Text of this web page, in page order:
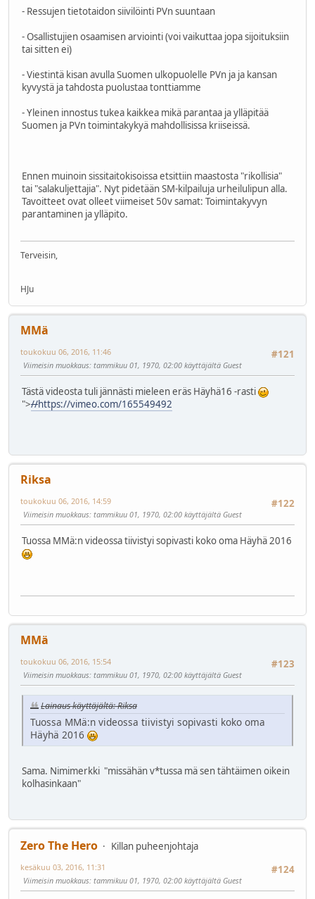
- Ressujen tietotaidon siivilöinti PVn suuntaan
- Osallistujien osaamisen arviointi (voi vaikuttaa jopa sijoituksiin
tai sitten ei)
- Viestintä kisan avulla Suomen ulkopuolelle PVn ja ja kansan
kyvystä ja tahdosta puolustaa tonttiamme
- Yleinen innostus tukea kaikkea mikä parantaa ja ylläpitää
Suomen ja PVn toimintakykyä mahdollisissa kriiseissä.
Ennen muinoin sissitaitokisoissa etsittiin maastosta "rikollisia"
tai "salakuljettajia". Nyt pidetään SM-kilpailuja urheilulipun alla.
Tavoitteet ovat olleet viimeiset 50v samat: Toimintakyvyn
parantaminen ja ylläpito.
Terveisin,
HJu
MMä
#121
toukokuu 06, 2016, 11:46
Viimeisin muokkaus: tammikuu 01, 1970, 02:00 käyttäjältä Guest
Tästä videosta tuli jännästi mieleen eräs Häyhä16 -rasti
">//https://vimeo.com/165549492
Riksa
#122
toukokuu 06, 2016, 14:59
Viimeisin muokkaus: tammikuu 01, 1970, 02:00 käyttäjältä Guest
Tuossa MMä:n videossa tiivistyi sopivasti koko oma Häyhä 2016
MMä
#123
toukokuu 06, 2016, 15:54
Viimeisin muokkaus: tammikuu 01, 1970, 02:00 käyttäjältä Guest
Lainaus käyttäjältä: Riksa
Tuossa MMä:n videossa tiivistyi sopivasti koko oma
Häyhä 2016
Sama. Nimimerkki "missähän v*tussa mä sen tähtäimen oikein
kolhasinkaan"
Zero The Hero
Killan puheenjohtaja
#124
kesäkuu 03, 2016, 11:31
Viimeisin muokkaus: tammikuu 01, 1970, 02:00 käyttäjältä Guest